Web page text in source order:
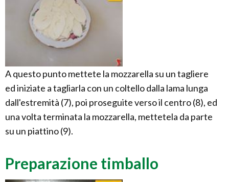
A questo punto mettete la mozzarella su un tagliere
ed iniziate a tagliarla con un coltello dalla lama lunga
dall'estremità (7), poi proseguite verso il centro (8), ed
una volta terminata la mozzarella, mettetela da parte
su un piattino (9).
Preparazione timballo